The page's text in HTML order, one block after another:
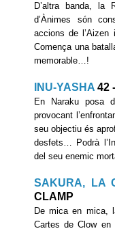
D’altra banda,
d’Ànimes són
accions de l’Aizen
Comença una
memorable…!
INU-YASHA 42
En Naraku posa
provocant
seu objectiu és
desfets… Podrà
del seu enemic
SAKURA, LA
CLAMP
De mica en mica,
Cartes de Clow